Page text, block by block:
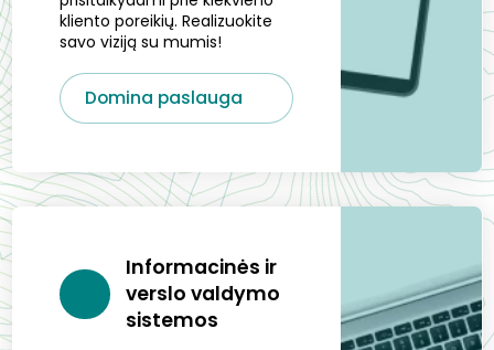
kliento poreikių. Realizuokite
savo viziją su mumis!
Domina paslauga
Informacinės ir
verslo valdymo
sistemos